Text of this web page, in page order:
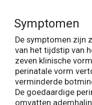
Symptomen
De symptomen zijn
van het tijdstip van
zeven klinische
perinatale vorm
verminderde
De goedaardige
omvatten